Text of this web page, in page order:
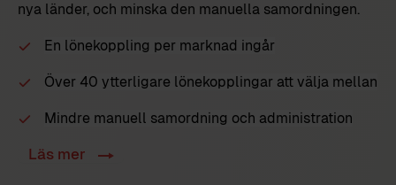
nya länder, och minska den manuella samordningen.
En lönekoppling per marknad ingår
Över 40 ytterligare lönekopplingar att välja mellan
Mindre manuell samordning och administration
Läs mer